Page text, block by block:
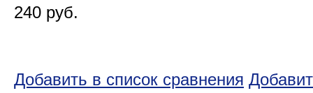
240 руб.
Добавить в список сравнения